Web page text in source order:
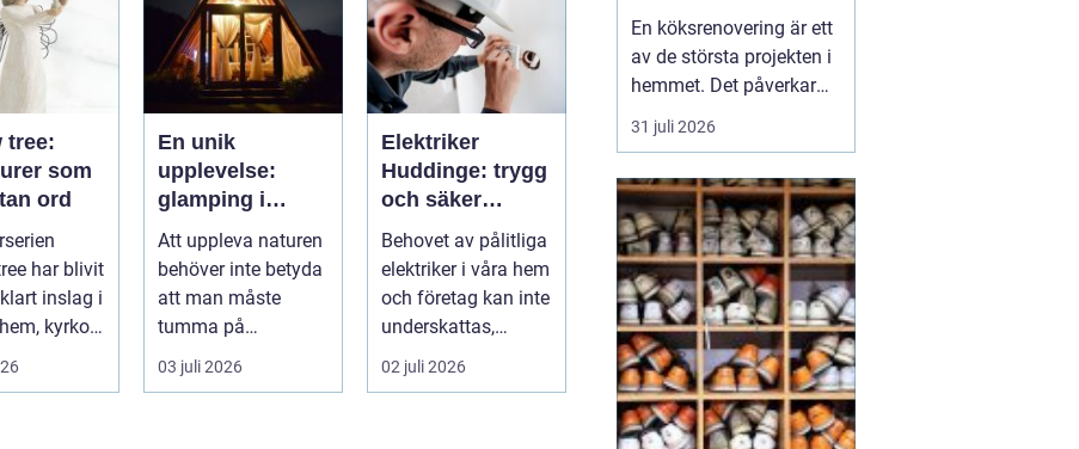
tree:
som
ord
har blivit
inslag i
kyrkor
En unik
upplevelse:
glamping i
Sverige
Att uppleva naturen
behöver inte betyda
att man måste
tumma på
bekvämligheten....
03 juli 2026
Elektriker
Huddinge: trygg
och säker
elinstallation
Behovet av pålitliga
elektriker i våra hem
och företag kan inte
underskattas,
s&aum...
02 juli 2026
smartare kök
En köksrenovering är ett
av de största projekten i
hemmet. Det påverkar
vardagen, hemmets
värde och hur hela
den som planerar
köksrenovering
Åkersberga gäller det att
kombinera smar...
31 juli 2026